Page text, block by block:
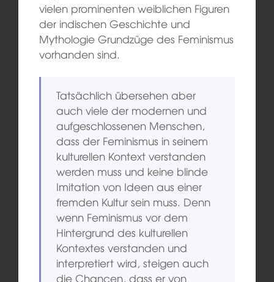
vielen prominenten weiblichen Figuren
der indischen Geschichte und
Mythologie Grundzüge des Feminismus
vorhanden sind.
Tatsächlich übersehen aber
auch viele der modernen und
aufgeschlossenen Menschen,
dass der Feminismus in seinem
kulturellen Kontext verstanden
werden muss und keine blinde
Imitation von Ideen aus einer
fremden Kultur sein muss. Denn
wenn Feminismus vor dem
Hintergrund des kulturellen
Kontextes verstanden und
interpretiert wird, steigen auch
die Chancen, dass er von